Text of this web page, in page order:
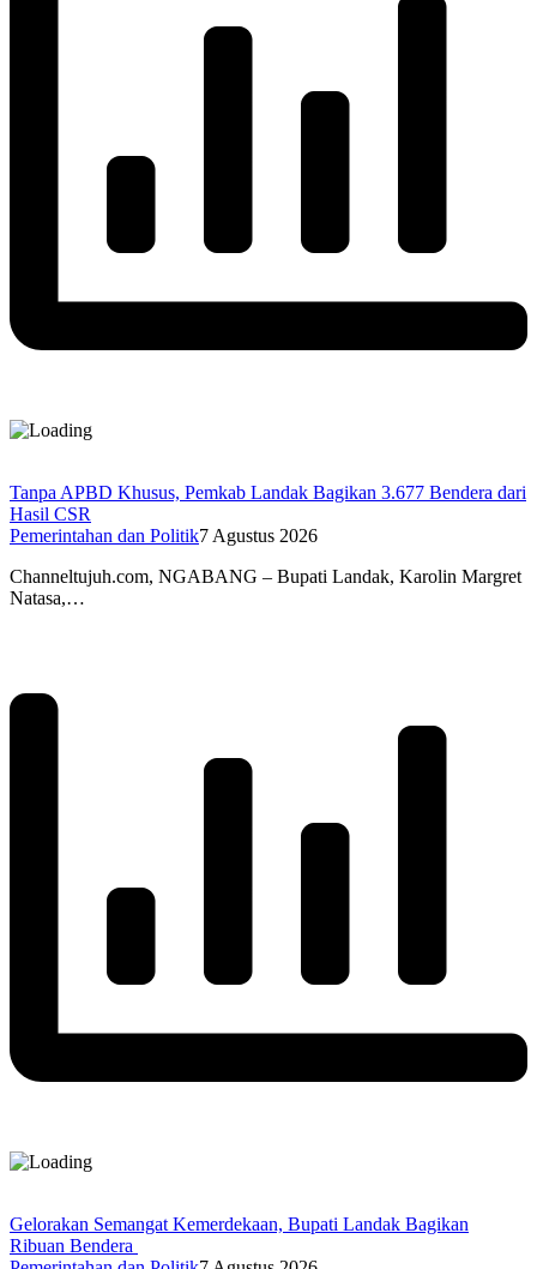
Tanpa APBD Khusus, Pemkab Landak Bagikan 3.677 Bendera dari
Hasil CSR
Pemerintahan dan Politik7 Agustus 2026
Channeltujuh.com, NGABANG – Bupati Landak, Karolin Margret
Natasa,…
Gelorakan Semangat Kemerdekaan, Bupati Landak Bagikan
Ribuan Bendera